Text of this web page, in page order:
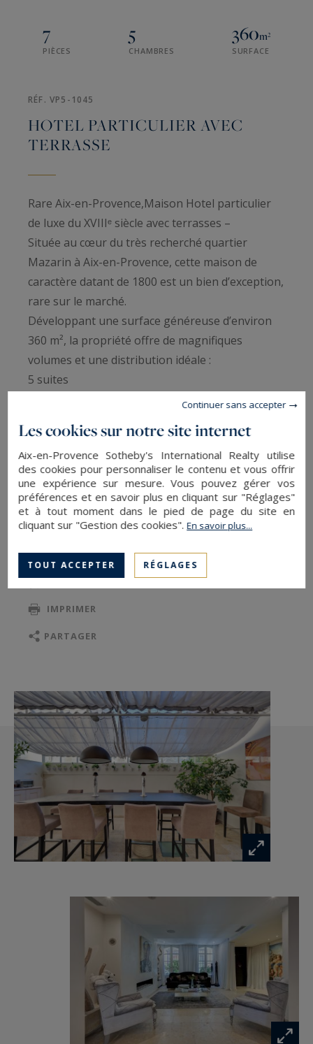
7
PIÈCES
5
CHAMBRES
360m²
SURFACE
RÉF. VP5-1045
HOTEL PARTICULIER AVEC
TERRASSE
Rare Aix-en-Provence,Maison Hotel particulier
de luxe du XVIIIᵉ siècle avec terrasses –
Située au cœur du très recherché quartier
Mazarin à Aix-en-Provence, cette maison de
caractère datant de 1800 est un bien d’exception,
rare sur le marché.
Développant une surface généreuse d’environ
360 m², la propriété offre de magnifiques
volumes et une distribution idéale :
5 suites
5 salles de bains
5 WC indépendants
Son exposition plein Sud assure une luminosité
remarquable tout au long de la journée,
sublimant chaque espace de vie. Deux superbes
terrasses viennent compléter ce bien, offrant
des espaces extérieurs privilégiés, au calme.
La maison est en excellent état, équipée de la
garantissant un confort optimal.
Atout rare et exclusif : un espace spa en sous-sol
Calme absolu, prestations haut de gamme,
cachet de l’ancien et emplacement d’exception
confèrent à cette propriété une identité
inimitable.
LIRE LA SUITE
SAUVEGARDER
IMPRIMER
PARTAGER
Les cookies sur notre site internet
Aix-en-Provence Sotheby's International Realty utilise
des cookies pour personnaliser le contenu et vous offrir
une expérience sur mesure. Vous pouvez gérer vos
préférences et en savoir plus en cliquant sur "Réglages"
et à tout moment dans le pied de page du site en
cliquant sur "Gestion des cookies".En savoir plus...
TOUT ACCEPTER RÉGLAGES
Continuer sans accepter